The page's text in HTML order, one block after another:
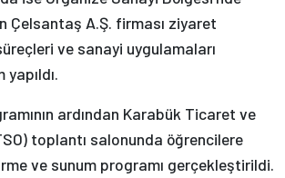
Çelsantaş A.Ş. firması ziyaret
ve sanayi uygulamaları
ardından Karabük Ticaret ve
toplantı salonunda öğrencilere
ve sunum programı gerçekleştirildi.